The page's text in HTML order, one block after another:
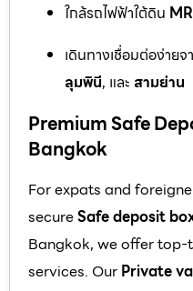
ใกล้รถไฟฟ้าใต้ดิน
เดินทางเชื่อมต่อง่าย
ลุมพินี, และ สามย่าน
Premium Safe
Bangkok
For expats and
secureSafe deposit
Bangkok, we offer top-
services. Our Private